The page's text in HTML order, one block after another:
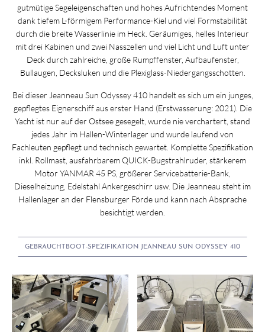
gutmütige Segeleigenschaften und hohes Aufrichtendes Moment
dank tiefem L-förmigem Performance-Kiel und viel Formstabilität
durch die breite Wasserlinie im Heck. Geräumiges, helles Interieur
mit drei Kabinen und zwei Nasszellen und viel Licht und Luft unter
Deck durch zahlreiche, große Rumpffenster, Aufbaufenster,
Bullaugen, Decksluken und die Plexiglass-Niedergangsschotten.
Bei dieser Jeanneau Sun Odyssey 410 handelt es sich um ein junges,
gepflegtes Eignerschiff aus erster Hand (Erstwasserung: 2021). Die
Yacht ist nur auf der Ostsee gesegelt, wurde nie verchartert, stand
jedes Jahr im Hallen-Winterlager und wurde laufend von
Fachleuten gepflegt und technisch gewartet. Komplette Spezifikation
inkl. Rollmast, ausfahrbarem QUICK-Bugstrahlruder, stärkerem
Motor YANMAR 45 PS, größerer Servicebatterie-Bank,
Dieselheizung, Edelstahl Ankergeschirr usw. Die Jeanneau steht im
Hallenlager an der Flensburger Förde und kann nach Absprache
besichtigt werden.
GEBRAUCHTBOOT-SPEZIFIKATION JEANNEAU SUN ODYSSEY 410